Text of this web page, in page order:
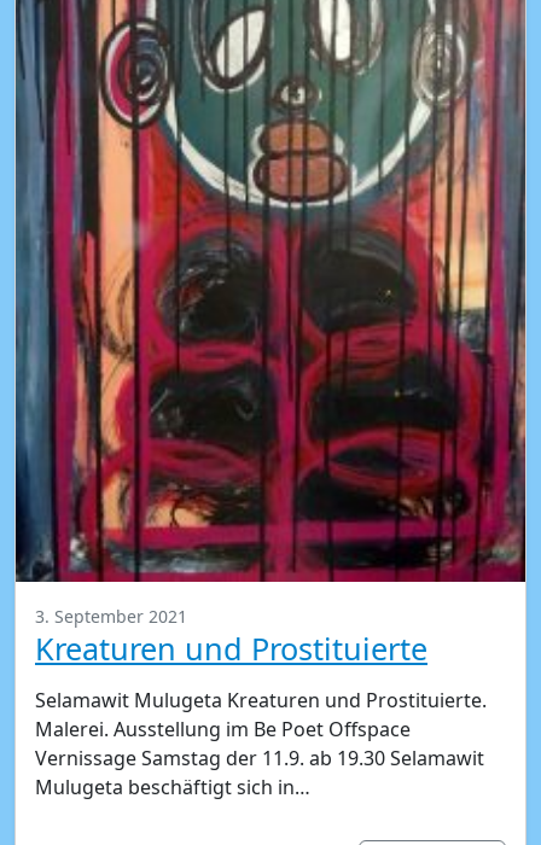
3. September 2021
Kreaturen und Prostituierte
Selamawit Mulugeta Kreaturen und Prostituierte.
Malerei. Ausstellung im Be Poet Offspace
Vernissage Samstag der 11.9. ab 19.30 Selamawit
Mulugeta beschäftigt sich in…